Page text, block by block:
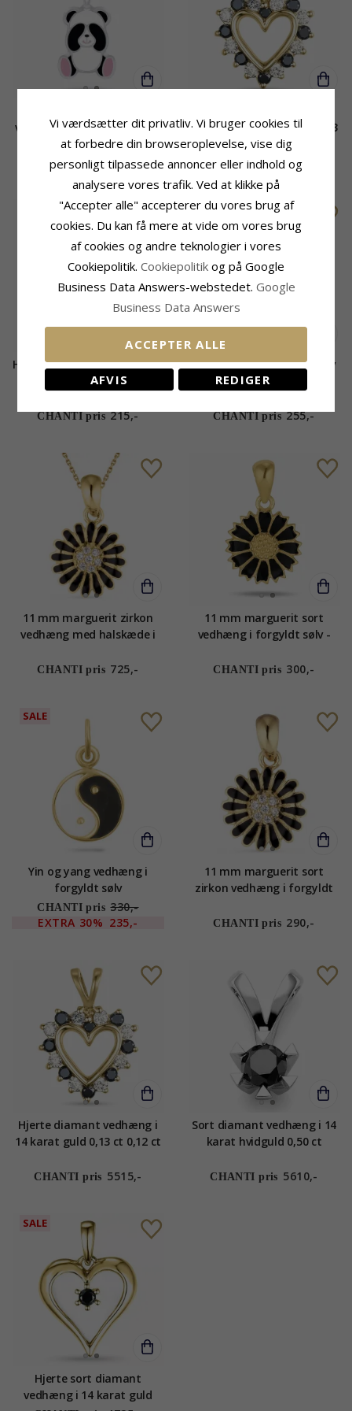
vedhæng i sølv - Little Ones
CHANTI pris 295,-
vedhæng i 9 karat guld 0,13
ct 0,12 ct
CHANTI pris 4400,-
Hjerte mariehøne vedhæng i
sølv
CHANTI pris 215,-
Yin og yang vedhæng i sølv
CHANTI pris 255,-
11 mm marguerit zirkon
vedhæng med halskæde i
CHANTI pris 725,-
11 mm marguerit sort
vedhæng i forgyldt sølv -
CHANTI pris 300,-
SALE
Yin og yang vedhæng i
forgyldt sølv
CHANTI pris 330,-
EXTRA 30% 235,-
11 mm marguerit sort
zirkon vedhæng i forgyldt
CHANTI pris 290,-
Hjerte diamant vedhæng i
14 karat guld 0,13 ct 0,12 ct
CHANTI pris 5515,-
Sort diamant vedhæng i 14
karat hvidguld 0,50 ct
CHANTI pris 5610,-
SALE
Hjerte sort diamant
vedhæng i 14 karat guld
Vi værdsætter dit privatliv. Vi bruger cookies til
at forbedre din browseroplevelse, vise dig
personligt tilpassede annoncer eller indhold og
analysere vores trafik. Ved at klikke på
"Accepter alle" accepterer du vores brug af
cookies. Du kan få mere at vide om vores brug
af cookies og andre teknologier i vores
Cookiepolitik. Cookiepolitik og på Google
Business Data Answers-webstedet. Google
Business Data Answers
ACCEPTER ALLE
AFVIS REDIGER